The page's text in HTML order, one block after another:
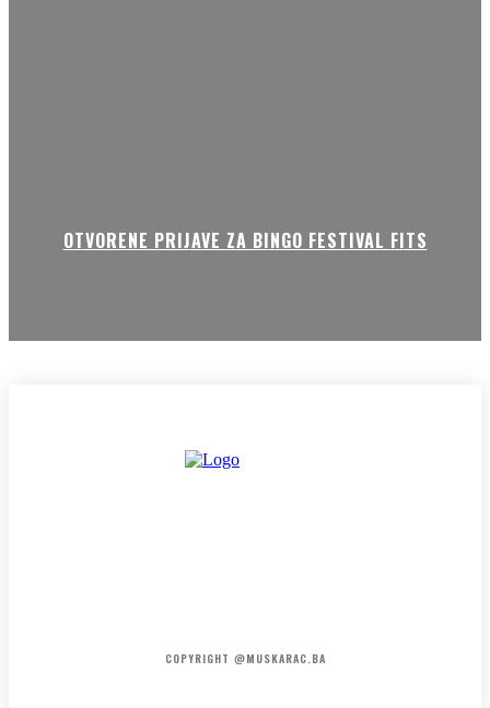
OTVORENE PRIJAVE ZA BINGO FESTIVAL FITS
COPYRIGHT @MUSKARAC.BA